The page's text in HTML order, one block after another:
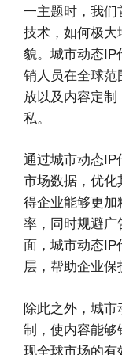
一主题时，我们
技术，如何极大
貌。城市动态IP
销人员在全球范
放以及内容定
私。
通过城市动态IP
市场数据，优化
得企业能够更加
率，同时规避广
面，城市动态IP
层，帮助企业保
除此之外，城
制，使内容能够
现全球市场的有